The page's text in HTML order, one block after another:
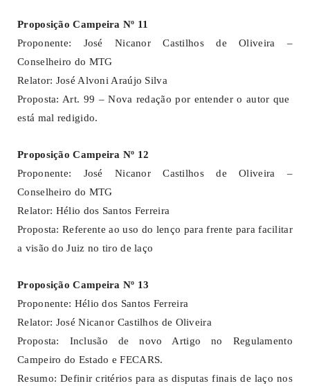
Proposição Campeira Nº 11
Proponente: José Nicanor Castilhos de Oliveira –
Conselheiro do MTG
Relator: José Alvoni Araújo Silva
Proposta: Art. 99 – Nova redação por entender o autor que
está mal redigido.
Proposição Campeira Nº 12
Proponente: José Nicanor Castilhos de Oliveira –
Conselheiro do MTG
Relator: Hélio dos Santos Ferreira
Proposta: Referente ao uso do lenço para frente para facilitar
a visão do Juiz no tiro de laço
Proposição Campeira Nº 13
Proponente: Hélio dos Santos Ferreira
Relator: José Nicanor Castilhos de Oliveira
Proposta: Inclusão de novo Artigo no Regulamento
Campeiro do Estado e FECARS.
Resumo: Definir critérios para as disputas finais de laço nos